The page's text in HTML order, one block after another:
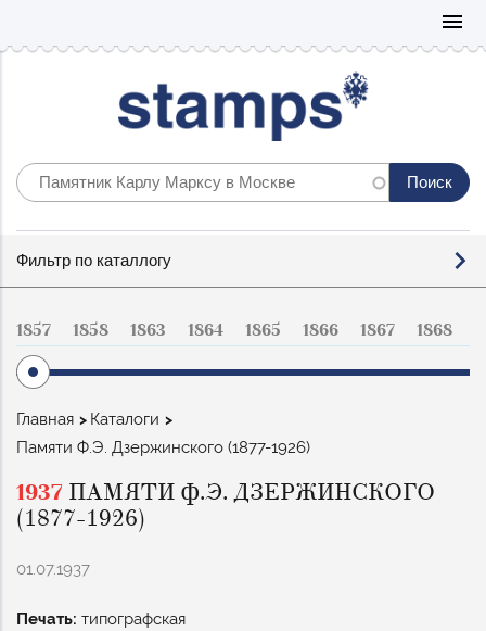
menu
по
Фильтр по каталлогу
1857 1858 1863 1864 1865 1866 1867 1868
Строка
навигации
Главная
Каталоги
Памяти Ф.Э. Дзержинского (1877-1926)
1937 ПАМЯТИ Ф.Э. ДЗЕРЖИНСКОГО
(1877-1926)
01.07.1937
Печать: типографская